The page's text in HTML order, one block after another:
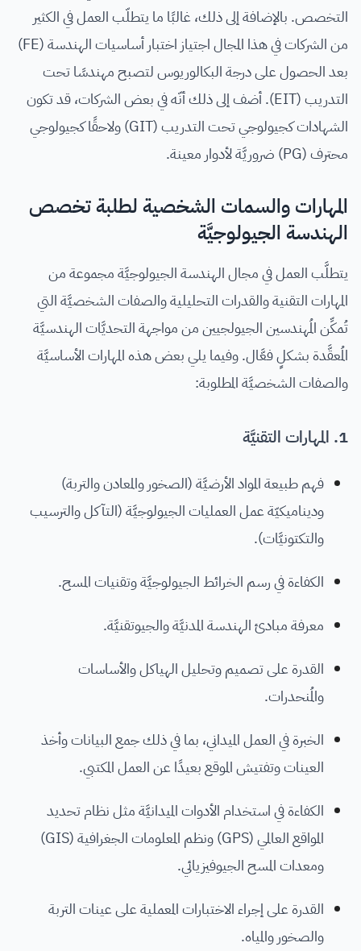
التخصص. بالإضافة إلى ذلك، غالبًا ما يتطلّب العمل في الكثير
من الشركات في هذا المجال اجتياز اختبار أساسيات الهندسة (FE)
بعد الحصول على درجة البكالوريوس لتصبح مهندسًا تحت
التدريب (EIT). أضف إلى ذلك أنّه في بعض الشركات، قد تكون
الشهادات كجيولوجي تحت التدريب (GIT) ولاحقًا كجيولوجي
محترف (PG) ضروريَّة لأدوار معينة.
المهارات والسمات الشخصية لطلبة تخصص
الهندسة الجيولوجيَّة
يتطلَّب العمل في مجال الهندسة الجيولوجيَّة مجموعة من
المهارات التقنية والقدرات التحليلية والصفات الشخصيَّة التي
تُمكِّن المُهندسين الجيولجيين من مواجهة التحديَّات الهندسيَّة
المُعقَّدة بشكلٍ فعَّال. وفيما يلي بعض هذه المهارات الأساسيَّة
والصفات الشخصيَّة المطلوبة:
1. المهارات التقنيَّة
فهم طبيعة المواد الأرضيَّة (الصخور والمعادن والتربة)
وديناميكيّة عمل العمليات الجيولوجيَّة (التآكل والترسيب
والتكتونيَّات).
الكفاءة في رسم الخرائط الجيولوجيَّة وتقنيات المسح.
معرفة مبادئ الهندسة المدنيَّة والجيوتقنيَّة.
القدرة على تصميم وتحليل الهياكل والأساسات
والمُنحدرات.
الخبرة في العمل الميداني، بما في ذلك جمع البيانات وأخذ
العينات وتفتيش الموقع بعيدًا عن العمل المكتبي.
الكفاءة في استخدام الأدوات الميدانيَّة مثل نظام تحديد
المواقع العالمي (GPS) ونظم المعلومات الجغرافية (GIS)
ومعدات المسح الجيوفيزيائي.
القدرة على إجراء الاختبارات المعملية على عينات التربة
والصخور والمياه.